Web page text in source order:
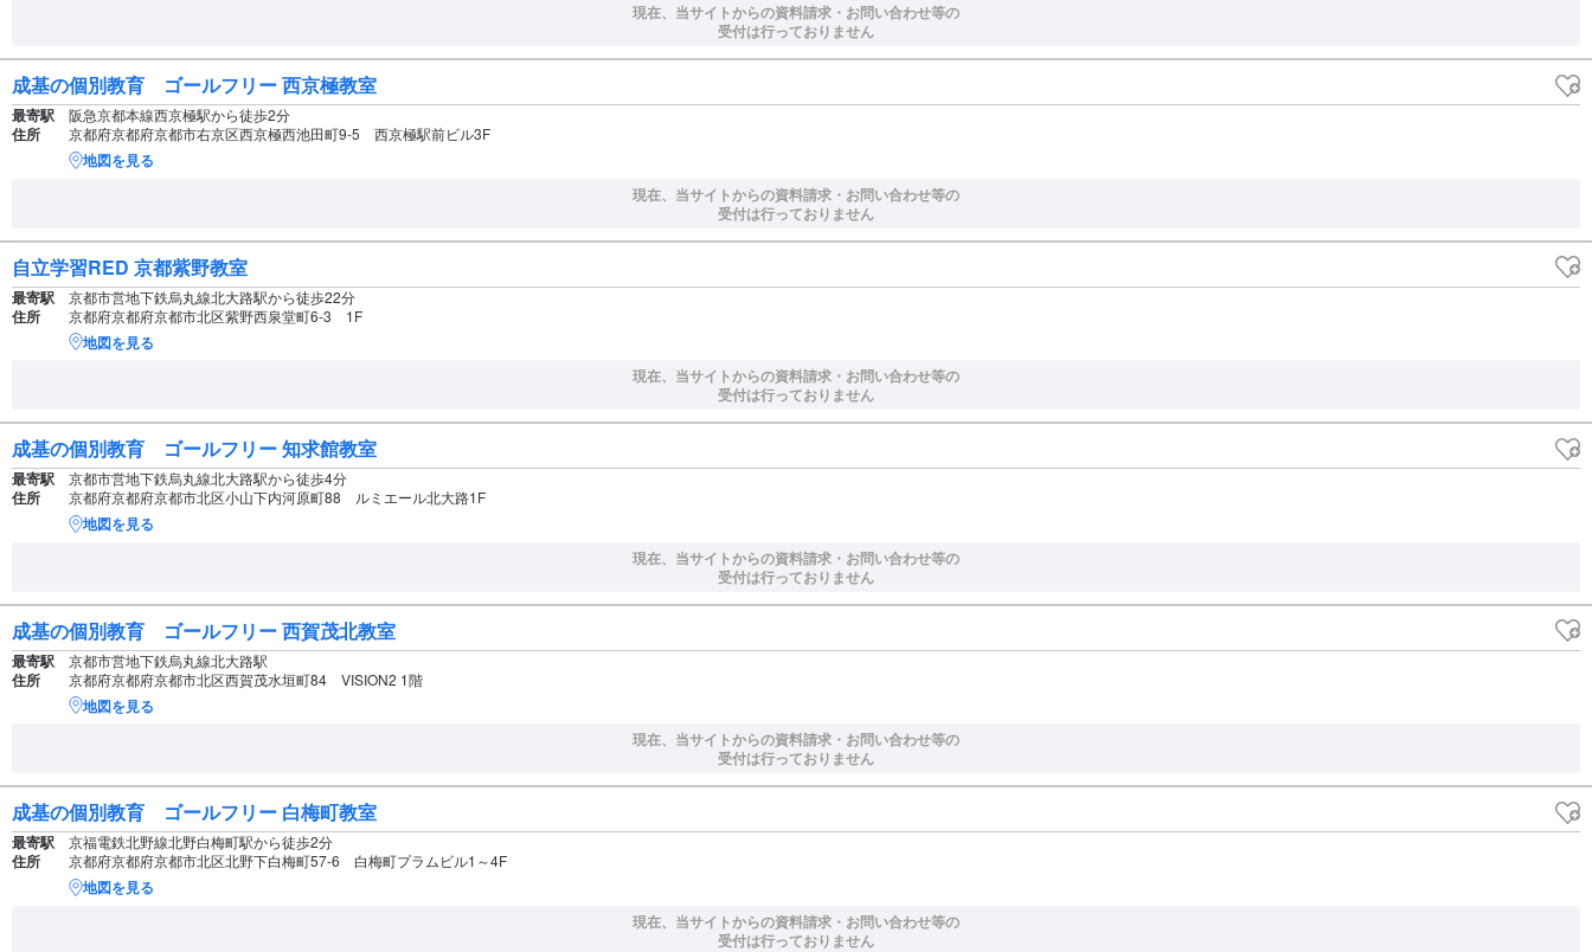
現在、当サイトからの資料請求・お問い合わせ等の
受付は行っておりません
成基の個別教育 ゴールフリー 西京極教室
最寄駅 阪急京都本線西京極駅から徒歩2分
住所 京都府京都府京都市右京区西京極西池田町9-5 西京極駅前ビル3F
地図を見る
現在、当サイトからの資料請求・お問い合わせ等の
受付は行っておりません
自立学習RED 京都紫野教室
最寄駅 京都市営地下鉄烏丸線北大路駅から徒歩22分
住所 京都府京都府京都市北区紫野西泉堂町6-3 1F
地図を見る
現在、当サイトからの資料請求・お問い合わせ等の
受付は行っておりません
成基の個別教育 ゴールフリー 知求館教室
最寄駅 京都市営地下鉄烏丸線北大路駅から徒歩4分
住所 京都府京都府京都市北区小山下内河原町88 ルミエール北大路1F
地図を見る
現在、当サイトからの資料請求・お問い合わせ等の
受付は行っておりません
成基の個別教育 ゴールフリー 西賀茂北教室
最寄駅 京都市営地下鉄烏丸線北大路駅
住所 京都府京都府京都市北区西賀茂水垣町84 VISION2 1階
地図を見る
現在、当サイトからの資料請求・お問い合わせ等の
受付は行っておりません
成基の個別教育 ゴールフリー 白梅町教室
最寄駅 京福電鉄北野線北野白梅町駅から徒歩2分
住所 京都府京都府京都市北区北野下白梅町57-6 白梅町プラムビル1～4F
地図を見る
現在、当サイトからの資料請求・お問い合わせ等の
受付は行っておりません